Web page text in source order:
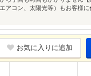
アコン、太陽光等）もお客様
お気に入りに追加